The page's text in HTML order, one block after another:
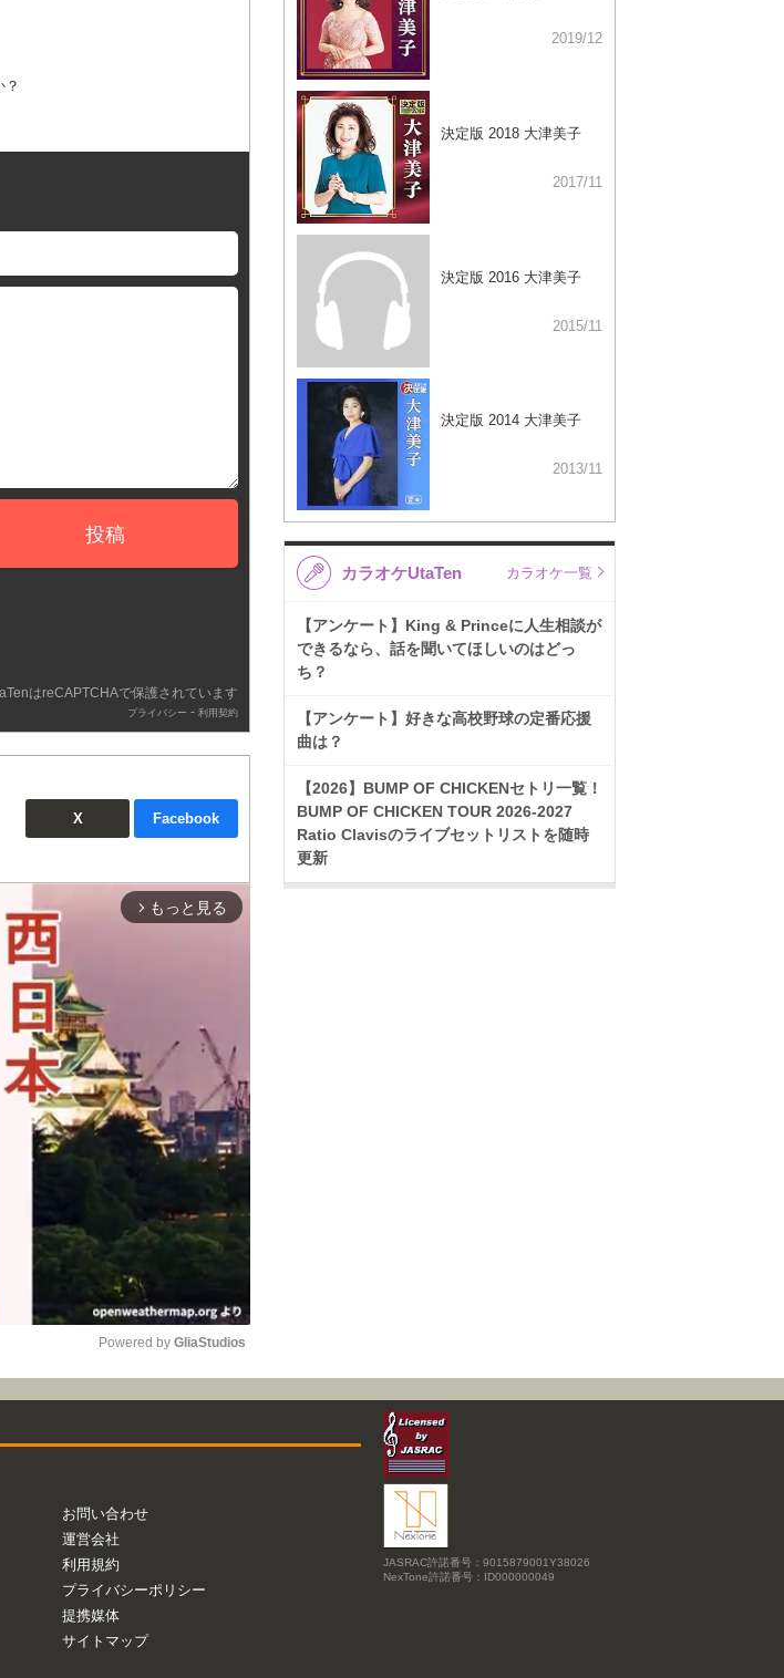
投稿
はreCAPTCHAで保護されています
プライバシー - 利用契約
X Facebook
arrow_forward_ios もっと見る
Mute
Powered by GliaStudios
2019/12
決定版 2018 大津美子
2017/11
決定版 2016 大津美子
2015/11
決定版 2014 大津美子
2013/11
カラオケUtaTen カラオケ一覧
【アンケート】King & Princeに人生相談が
できるなら、話を聞いてほしいのはどっ
ち？
【アンケート】好きな高校野球の定番応援
曲は？
【2026】BUMP OF CHICKENセトリ一覧！
BUMP OF CHICKEN TOUR 2026-2027
Ratio Clavisのライブセットリストを随時
更新
お問い合わせ
運営会社
利用規約
プライバシーポリシー
提携媒体
サイトマップ
JASRAC許諾番号：9015879001Y38026
NexTone許諾番号：ID000000049